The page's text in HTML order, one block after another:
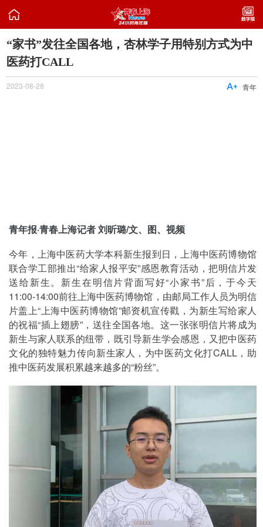

“家书”发往全国各地，杏林学子用特别方式为中
医药打CALL
2023-08-28 青年

青年报·青春上海记者 刘昕璐/文、图、视频
今年，上海中医药大学本科新生报到日，上海中医药博物馆
联合学工部推出“给家人报平安”感恩教育活动，把明信片发
送给新生。新生在明信片背面写好“小家书”后，于今天
11:00-14:00前往上海中医药博物馆，由邮局工作人员为明信
片盖上“上海中医药博物馆”邮资机宣传戳，为新生写给家人
的祝福“插上翅膀”，送往全国各地。这一张张明信片将成为
新生与家人联系的纽带，既引导新生学会感恩，又把中医药
文化的独特魅力传向新生家人，为中医药文化打CALL，助
推中医药发展积累越来越多的“粉丝”。